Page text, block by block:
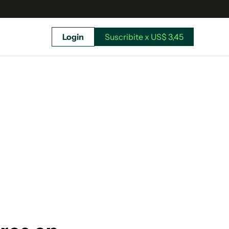
Login Suscribite x US$ 3,45